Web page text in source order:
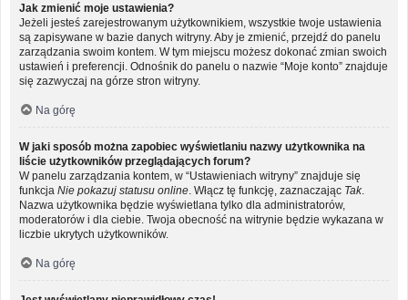
Jak zmienić moje ustawienia?
Jeżeli jesteś zarejestrowanym użytkownikiem, wszystkie twoje ustawienia
są zapisywane w bazie danych witryny. Aby je zmienić, przejdź do panelu
zarządzania swoim kontem. W tym miejscu możesz dokonać zmian swoich
ustawień i preferencji. Odnośnik do panelu o nazwie “Moje konto” znajduje
się zazwyczaj na górze stron witryny.
Na górę
W jaki sposób można zapobiec wyświetlaniu nazwy użytkownika na
liście użytkowników przeglądających forum?
W panelu zarządzania kontem, w “Ustawieniach witryny” znajduje się
funkcja Nie pokazuj statusu online . Włącz tę funkcję, zaznaczając Tak.
Nazwa użytkownika będzie wyświetlana tylko dla administratorów,
moderatorów i dla ciebie. Twoja obecność na witrynie będzie wykazana w
liczbie ukrytych użytkowników.
Na górę